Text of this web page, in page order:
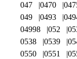
047
0470
049
0493
04998
052
0538
0539
0550
0551